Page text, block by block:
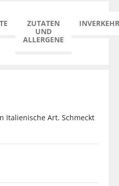
ZUTATEN
UND
ALLERGENE
Italienische Art. Schmeckt